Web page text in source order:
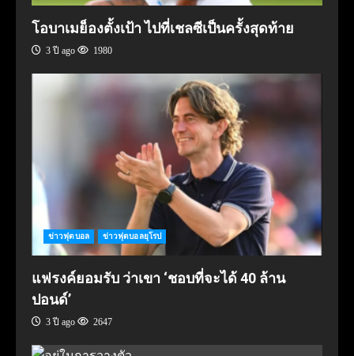
โอบาเมย็องตั้งเป้า ไปที่เชลซีเป็นครั้งสุดท้าย
3 ปี ago 1980
ข่าวฟุตบอล ข่าวฟุตบอลยุโรป
แฟรงค์ยอมรับ ว่าเขา ‘ชอบที่จะได้ 40 ล้าน
ปอนด์’
3 ปี ago 2647